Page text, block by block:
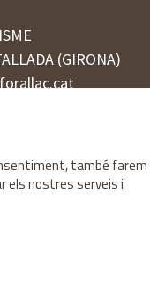
(GIRONA)
també farem
els nostres serveis i